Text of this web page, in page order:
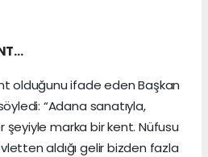
olduğunu ifade eden Başkan
“Adana sanatıyla,
şeyiyle marka bir kent. Nüfusu
aldığı gelir bizden fazla